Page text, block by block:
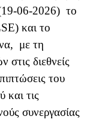
06-2026) το
) και το
με τη
στις διεθνείς
του
και τις
συνεργασίας